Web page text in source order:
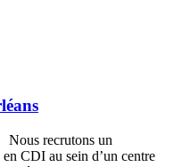
recrutons un
CDI au sein d’un centre